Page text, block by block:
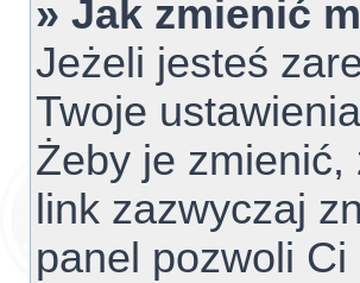
» Jak zmienić
Jeżeli jesteś
Twoje
Żeby je
link zazwyczaj
panel pozwoli